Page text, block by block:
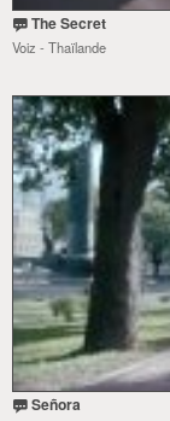
The Secret
Voiz - Thaïlande
Señora